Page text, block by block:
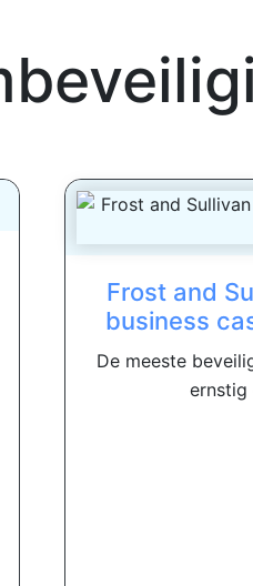
Frost and
business
De meeste
ernstig